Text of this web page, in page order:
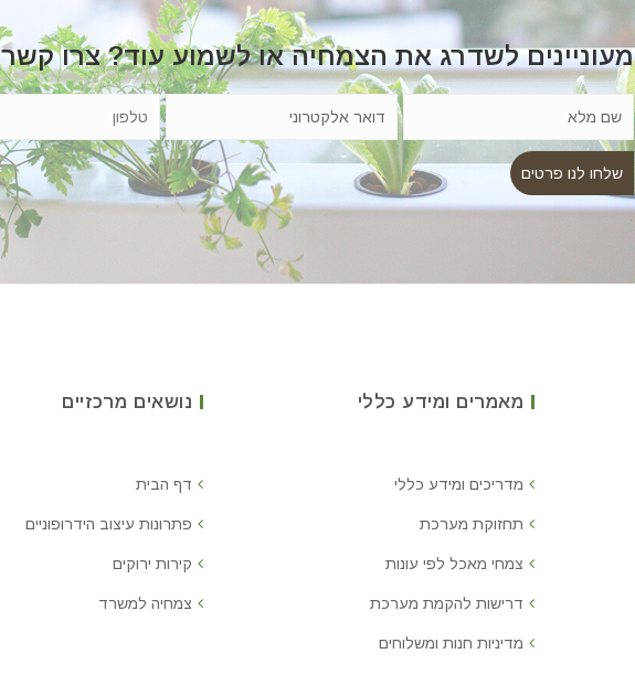
מעוניינים לשדרג את הצמחיה או לשמוע עוד? צרו קשר
מאמרים ומידע כללי
מדריכים ומידע כללי
תחזוקת מערכת
צמחי מאכל לפי עונות
דרישות להקמת מערכת
מדיניות חנות ומשלוחים
נושאים מרכזיים
דף הבית
פתרונות עיצוב הידרופוניים
קירות ירוקים
צמחיה למשרד